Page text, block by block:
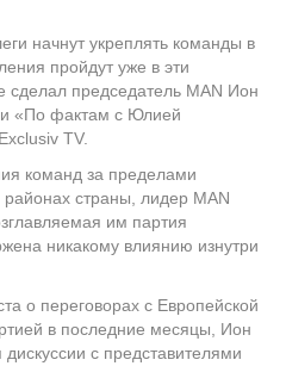
начнут укреплять команды в
пройдут уже в эти
сделал председатель MAN Ион
«По фактам с Юлией
TV.
команд за пределами
районах страны, лидер MAN
им партия
никакому влиянию изнутри
о переговорах с Европейской
в последние месяцы, Ион
с представителями